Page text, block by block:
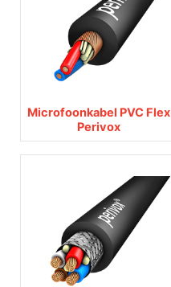
Microfoonkabel PVC Flex
Perivox